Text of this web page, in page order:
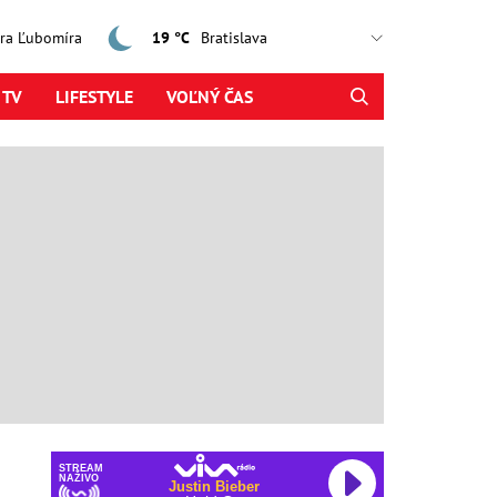
Ľubomíra 19 °C
LIFESTYLE VOĽNÝ ČAS
STREAM
NAŽIVO
Justin Bieber